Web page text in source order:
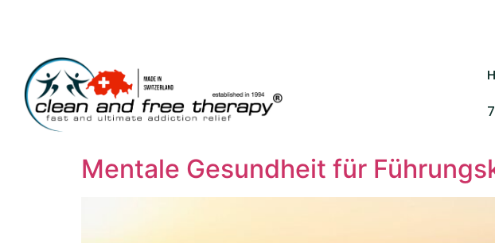
Mentale Gesundheit für